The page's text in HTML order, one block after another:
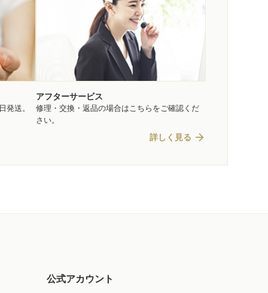
発送。
アフターサービス
修理・交換・返品の場合はこちらをご確認くだ
さい。
詳しく見る arrow_forward
公式アカウント